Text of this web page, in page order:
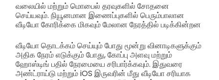
வலையில் மற்றும் மொபைல் தரவுகளில் சோதனை
செய்யவும். நியூனமான இணைப்புகளில் பெரும்பாலான
வீடியோ கோரிக்கை மிகவும் மேலான நேரத்தில் படிக்கின்றன
வீடியோ தொடக்கம் செய்யும் போது மூன்று வினாடிகளுக்கும்
அதிக நேரம் எடுக்கும் போது, கோப்பு அளவு மற்றும்
ஹோஸ்டிங் பதில் நேரமையை சரிபார்க்கவும். இதுவரை
அண்ட்ராய்டு மற்றும் iOS இருவரின் மீது வீடியோ சரியாக